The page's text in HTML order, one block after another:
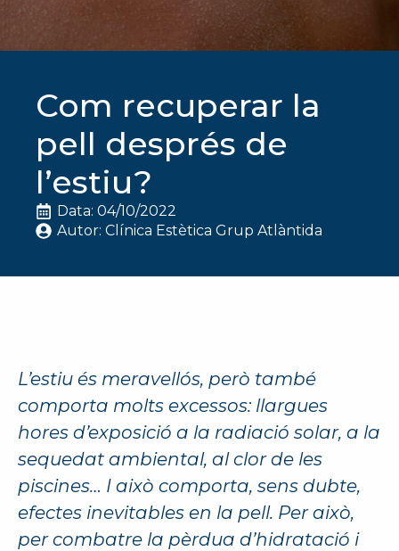
Com recuperar la
pell després de
l’estiu?
Data: 04/10/2022
Autor: Clínica Estètica Grup Atlàntida
L’estiu és meravellós, però també
comporta molts excessos: llargues
hores d’exposició a la radiació solar, a la
sequedat ambiental, al clor de les
piscines… I això comporta, sens dubte,
efectes inevitables en la pell. Per això,
per combatre la pèrdua d’hidratació i